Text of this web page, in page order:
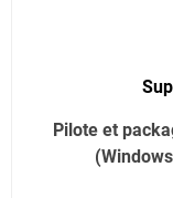
Pilote et